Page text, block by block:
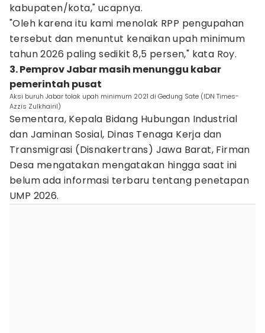
kabupaten/kota," ucapnya.
"Oleh karena itu kami menolak RPP pengupahan
tersebut dan menuntut kenaikan upah minimum
tahun 2026 paling sedikit 8,5 persen," kata Roy.
3. Pemprov Jabar masih menunggu kabar
pemerintah pusat
Aksi buruh Jabar tolak upah minimum 2021 di Gedung Sate (IDN Times-
Azzis Zulkhairil)
Sementara, Kepala Bidang Hubungan Industrial
dan Jaminan Sosial, Dinas Tenaga Kerja dan
Transmigrasi (Disnakertrans) Jawa Barat, Firman
Desa mengatakan mengatakan hingga saat ini
belum ada informasi terbaru tentang penetapan
UMP 2026.